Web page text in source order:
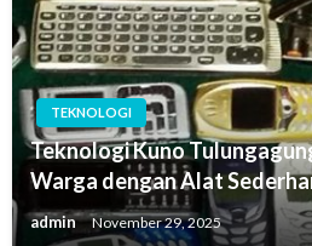
TEKNOLOGI
Teknologi Kuno
Warga dengan Alat
admin November 29, 2025